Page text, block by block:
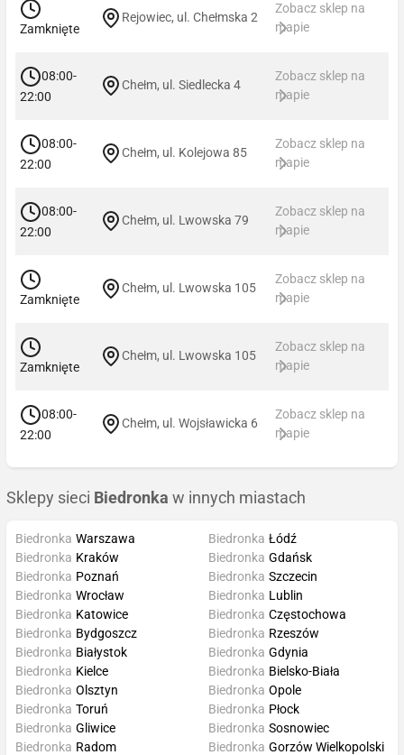
Zamknięte
Rejowiec, ul. Chełmska 2
Zobacz sklep na
mapie
08:00-
22:00
Chełm, ul. Siedlecka 4
Zobacz sklep na
mapie
08:00-
22:00
Chełm, ul. Kolejowa 85
Zobacz sklep na
mapie
08:00-
22:00
Chełm, ul. Lwowska 79
Zobacz sklep na
mapie
Zamknięte
Chełm, ul. Lwowska 105
Zobacz sklep na
mapie
Zamknięte
Chełm, ul. Lwowska 105
Zobacz sklep na
mapie
08:00-
22:00
Chełm, ul. Wojsławicka 6
Zobacz sklep na
mapie
Sklepy sieci Biedronka w innych miastach
Biedronka Warszawa
Biedronka Kraków
Biedronka Poznań
Biedronka Wrocław
Biedronka Łódź
Biedronka Gdańsk
Biedronka Szczecin
Biedronka Lublin
Biedronka Katowice
Biedronka Bydgoszcz
Biedronka Białystok
Biedronka Kielce
Biedronka Częstochowa
Biedronka Rzeszów
Biedronka Gdynia
Biedronka Bielsko-Biała
Biedronka Olsztyn
Biedronka Toruń
Biedronka Gliwice
Biedronka Radom
Biedronka Opole
Biedronka Płock
Biedronka Sosnowiec
Biedronka Gorzów Wielkopolski